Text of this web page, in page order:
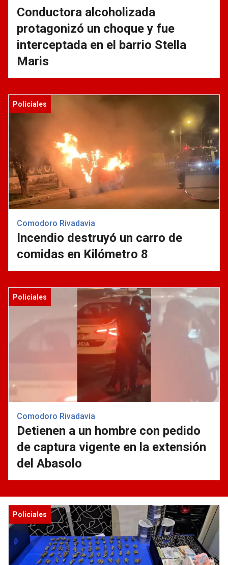
Conductora alcoholizada
protagonizó un choque y fue
interceptada en el barrio Stella
Maris
Policiales
Comodoro Rivadavia
Incendio destruyó un carro de
comidas en Kilómetro 8
Policiales
Comodoro Rivadavia
Detienen a un hombre con pedido
de captura vigente en la extensión
del Abasolo
Policiales